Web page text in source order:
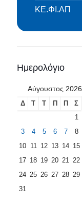
ΚΕ.ΦΙ.ΑΠ
Ημερολόγιο
Αύγουστος 2026
Δ Τ Τ Π Π Σ
1
3
4 5 6 7 8
10 11 12 13 14 15
17 18 19 20 21 22
24 25 26 27 28 29
31